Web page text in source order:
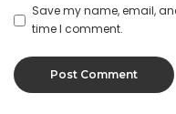
Save my name, email,
time I comment.